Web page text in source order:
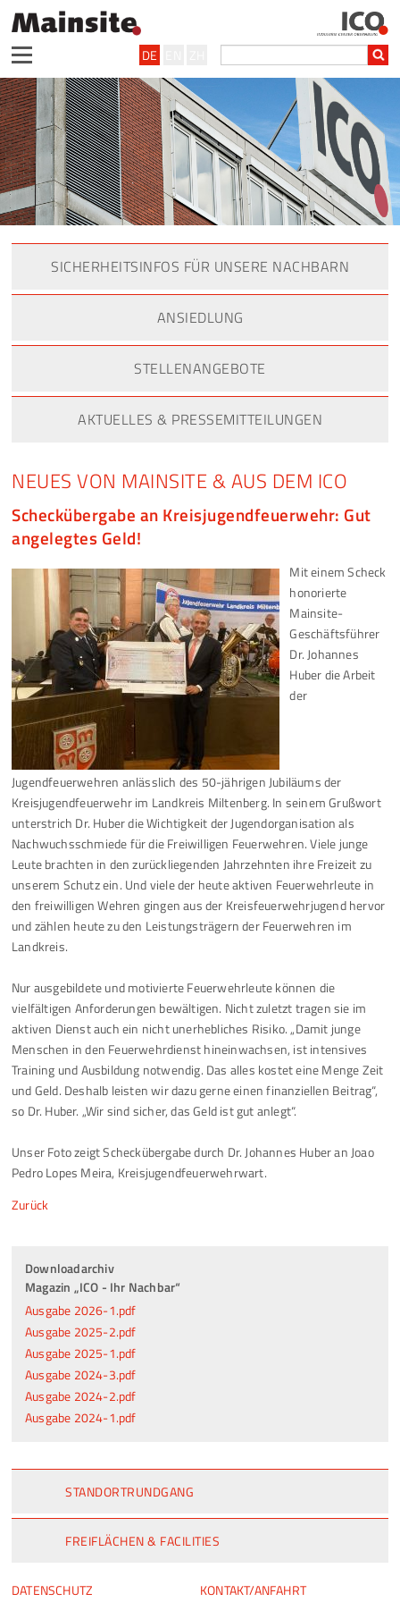
DE
SICHERHEITSINFOS FÜR UNSERE NACHBARN
ANSIEDLUNG
STELLENANGEBOTE
AKTUELLES & PRESSEMITTEILUNGEN
NEUES VON MAINSITE & AUS DEM ICO
Scheckübergabe an Kreisjugendfeuerwehr: Gut
angelegtes Geld!
Mit einem Scheck
honorierte
Mainsite-
Geschäftsführer
Dr. Johannes
Huber die Arbeit
der
Jugendfeuerwehren anlässlich des 50-jährigen Jubiläums der
Kreisjugendfeuerwehr im Landkreis Miltenberg. In seinem Grußwort
unterstrich Dr. Huber die Wichtigkeit der Jugendorganisation als
Nachwuchsschmiede für die Freiwilligen Feuerwehren. Viele junge
Leute brachten in den zurückliegenden Jahrzehnten ihre Freizeit zu
unserem Schutz ein. Und viele der heute aktiven Feuerwehrleute in
den freiwilligen Wehren gingen aus der Kreisfeuerwehrjugend hervor
und zählen heute zu den Leistungsträgern der Feuerwehren im
Landkreis.
Nur ausgebildete und motivierte Feuerwehrleute können die
vielfältigen Anforderungen bewältigen. Nicht zuletzt tragen sie im
aktiven Dienst auch ein nicht unerhebliches Risiko. „Damit junge
Menschen in den Feuerwehrdienst hineinwachsen, ist intensives
Training und Ausbildung notwendig. Das alles kostet eine Menge Zeit
und Geld. Deshalb leisten wir dazu gerne einen finanziellen Beitrag“,
so Dr. Huber. „Wir sind sicher, das Geld ist gut anlegt“.
Unser Foto zeigt Scheckübergabe durch Dr. Johannes Huber an Joao
Pedro Lopes Meira, Kreisjugendfeuerwehrwart.
Zurück
Downloadarchiv
Magazin „ICO - Ihr Nachbar“
Ausgabe 2026-1.pdf
Ausgabe 2025-2.pdf
Ausgabe 2025-1.pdf
Ausgabe 2024-3.pdf
Ausgabe 2024-2.pdf
Ausgabe 2024-1.pdf
NAVIGATION
DATENSCHUTZ
STANDORTRUNDGANG
FREIFLÄCHEN & FACILITIES
NAVIGATION
KONTAKT/ANFAHRT